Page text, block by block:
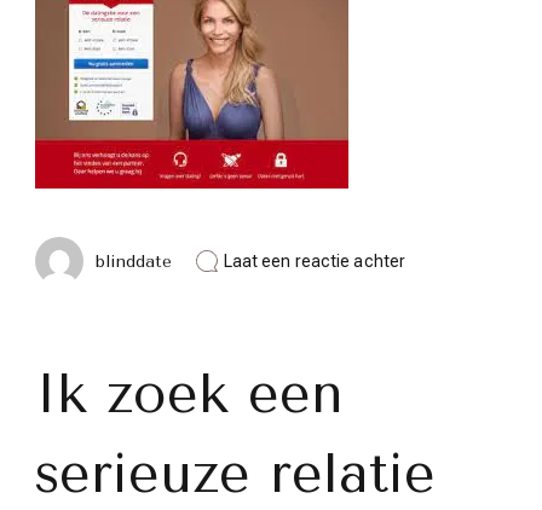
blinddate Laat een reactie achterop
liefdevolle
verbinding
Ik zoek een
serieuze relatie